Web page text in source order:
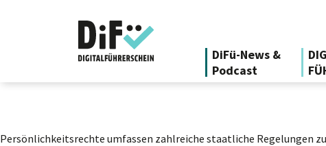
DiFü-News &
Podcast
Persönlichkeitsrechte umfassen zahlreiche staatliche Regelungen